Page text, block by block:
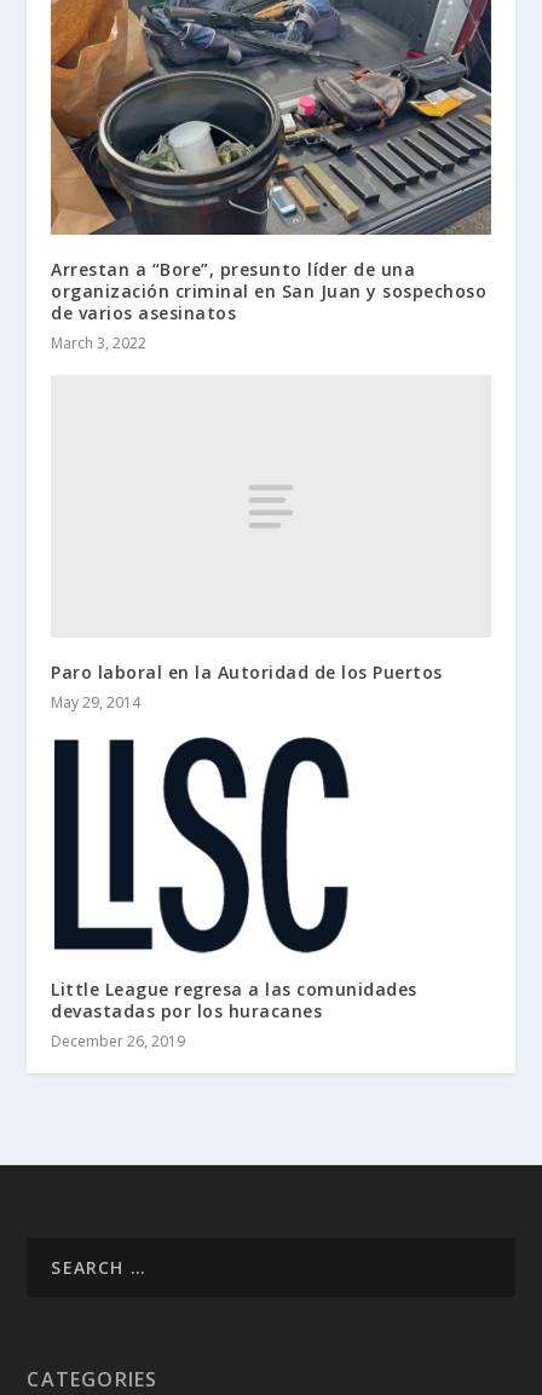
Arrestan a “Bore”, presunto líder de una
organización criminal en San Juan y sospechoso
de varios asesinatos
March 3, 2022
Paro laboral en la Autoridad de los Puertos
May 29, 2014
Little League regresa a las comunidades
devastadas por los huracanes
December 26, 2019
CATEGORIES